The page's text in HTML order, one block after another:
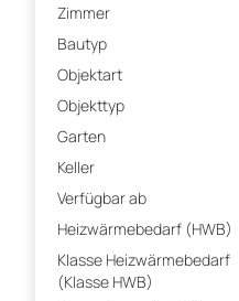
Zimmer
Bautyp
Objektart
Objekttyp
Garten
Keller
Verfügbar ab
Heizwärmebedarf (HWB)
Klasse Heizwärmebedarf
(Klasse HWB)